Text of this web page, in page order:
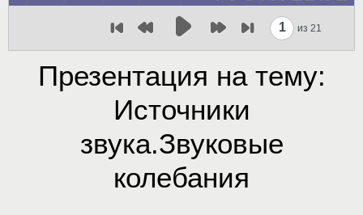
1 из 21
Презентация на тему:
Источники
звука.Звуковые
колебания